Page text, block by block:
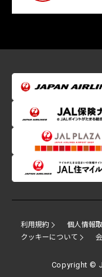
利用規約 個人情報
クッキーについて
Copyright ©